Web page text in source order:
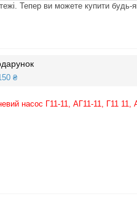
Тепер ви можете купити
₴
насос Г11-11, АГ11-11, Г11 11,